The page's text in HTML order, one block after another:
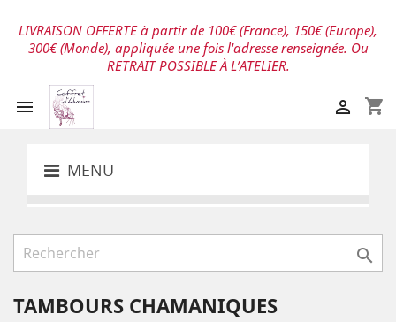
LIVRAISON OFFERTE à partir de 100€ (France), 150€ (Europe),
300€ (Monde), appliquée une fois l'adresse renseignée. Ou
RETRAIT POSSIBLE À L’ATELIER.
 shopping_cart

MENU

TAMBOURS CHAMANIQUES